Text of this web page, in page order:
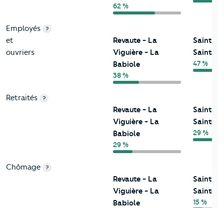
62 %
Employés
et
ouvriers
?
Revaute - La
Viguière - La
Babiole
38 %
Saint-
Sainte-
47 %
Retraités ?
Revaute - La
Viguière - La
Babiole
29 %
Saint-
Sainte-
29 %
Chômage ?
Revaute - La
Viguière - La
Babiole
Saint-
Sainte-
15 %